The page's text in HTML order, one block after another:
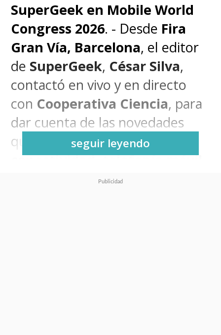
SuperGeek en Mobile World
Congress 2026. - Desde Fira
Gran Vía, Barcelona, el editor
de SuperGeek, César Silva,
contactó en vivo y en directo
con Cooperativa Ciencia, para
dar cuenta de las novedades
que nos trae la feria de
conectividad, telefonía móvil
más grande del
seguir leyendo